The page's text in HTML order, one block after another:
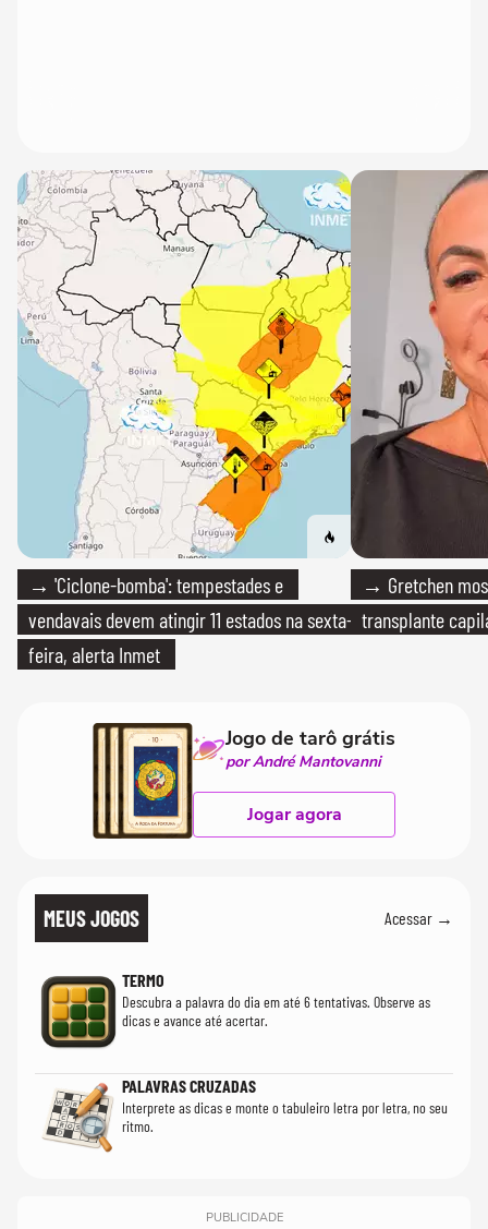
→ 'Ciclone-bomba': tempestades e
vendavais devem atingir 11 estados na sexta-
feira, alerta Inmet
→ Gretchen
transplante
Jogo de tarô grátis
por André Mantovanni
Jogar agora
MEUS JOGOS Acessar →
TERMO
Descubra a palavra do dia em até 6 tentativas. Observe as
dicas e avance até acertar.
PALAVRAS CRUZADAS
Interprete as dicas e monte o tabuleiro letra por letra, no seu
ritmo.
PUBLICIDADE